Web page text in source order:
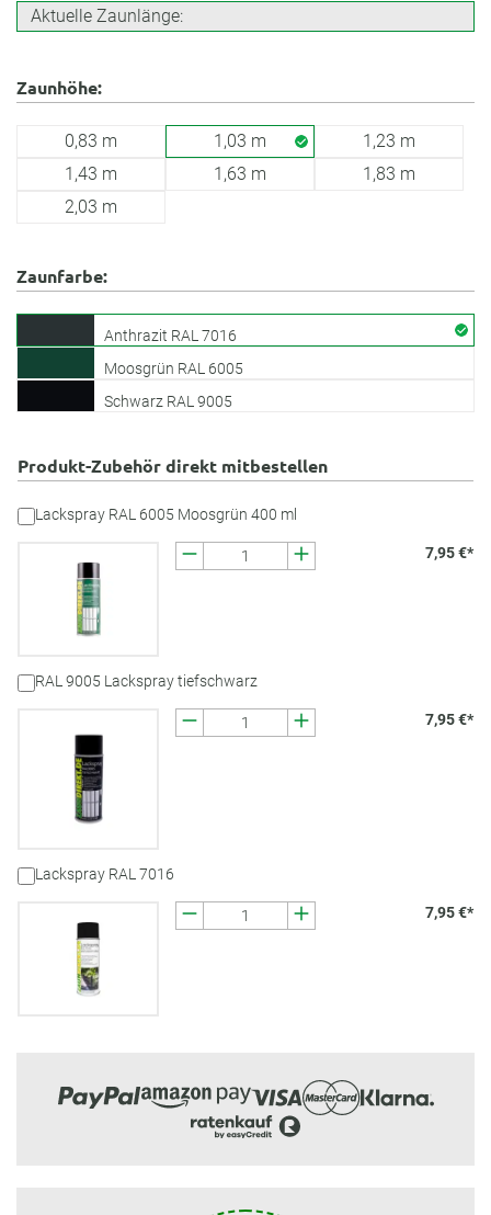
Aktuelle Zaunlänge:
Zaunhöhe:
0,83 m 1,03 m
1,23 m
1,43 m
1,63 m
1,83 m
2,03 m
Zaunfarbe:
Anthrazit RAL 7016
Moosgrün RAL 6005
Schwarz RAL 9005
Produkt-Zubehör direkt mitbestellen
Lackspray RAL 6005 Moosgrün 400 ml
7,95 €*
RAL 9005 Lackspray tiefschwarz
7,95 €*
Lackspray RAL 7016
7,95 €*